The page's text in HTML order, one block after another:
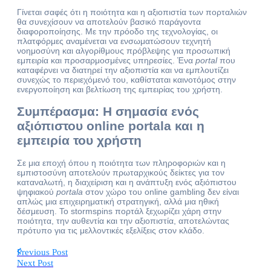
Γίνεται σαφές ότι η ποιότητα και η αξιοπιστία των πορταλιών
θα συνεχίσουν να αποτελούν βασικό παράγοντα
διαφοροποίησης. Με την πρόοδο της τεχνολογίας, οι
πλατφόρμες αναμένεται να ενσωματώσουν τεχνητή
νοημοσύνη και αλγορίθμους πρόβλεψης για προσωπική
εμπειρία και προσαρμοσμένες υπηρεσίες. Ένα portalπου
καταφέρνει να διατηρεί την αξιοπιστία και να εμπλουτίζει
συνεχώς το περιεχόμενό του, καθίσταται καινοτόμος στην
ενεργοποίηση και βελτίωση της εμπειρίας του χρήστη.
Συμπέρασμα: Η σημασία ενός
αξιόπιστου online portala και η
εμπειρία του χρήστη
Σε μια εποχή όπου η ποιότητα των πληροφοριών και η
εμπιστοσύνη αποτελούν πρωταρχικούς δείκτες για τον
καταναλωτή, η διαχείριση και η ανάπτυξη ενός αξιόπιστου
ψηφιακού portala στον χώρο του online gambling δεν είναι
απλώς μια επιχειρηματική στρατηγική, αλλά μια ηθική
δέσμευση. Το stormspins πορτάλ ξεχωρίζει χάρη στην
ποιότητα, την αυθεντία και την αξιοπιστία, αποτελώντας
πρότυπο για τις μελλοντικές εξελίξεις στον κλάδο.
Previous Post
Next Post